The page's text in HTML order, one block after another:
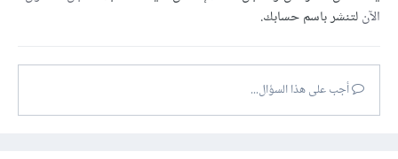
الآنلتنشر باسم حسابك.
أجب على هذا السؤال...